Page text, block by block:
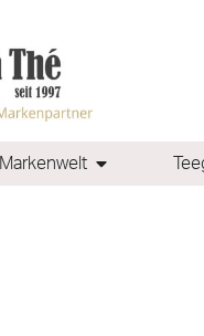
Markenwelt